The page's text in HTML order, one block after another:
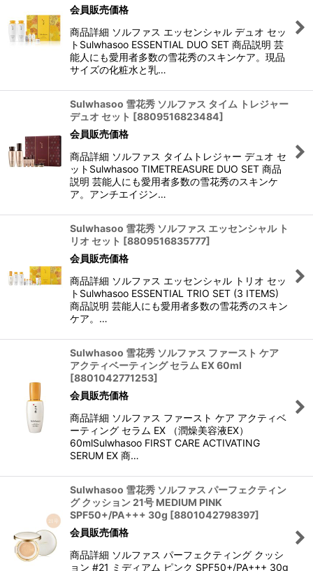
会員販売価格
商品詳細 ソルファス エッセンシャル デュオ セッ
トSulwhasoo ESSENTIAL DUO SET 商品説明 芸
能人にも愛用者多数の雪花秀のスキンケア。現品
サイズの化粧水と乳…
Sulwhasoo 雪花秀 ソルファス タイム トレジャー
デュオ セット [8809516823484]
会員販売価格
商品詳細 ソルファス タイムトレジャー デュオ セ
ットSulwhasoo TIMETREASURE DUO SET 商品
説明 芸能人にも愛用者多数の雪花秀のスキンケ
ア。アンチエイジン…
Sulwhasoo 雪花秀 ソルファス エッセンシャル ト
リオ セット [8809516835777]
会員販売価格
商品詳細 ソルファス エッセンシャル トリオ セッ
トSulwhasoo ESSENTIAL TRIO SET (3 ITEMS)
商品説明 芸能人にも愛用者多数の雪花秀のスキン
ケア。…
Sulwhasoo 雪花秀 ソルファス ファースト ケア
アクティベーティング セラム EX 60ml
[8801042771253]
会員販売価格
商品詳細 ソルファス ファースト ケア アクティベ
ーティング セラム EX （潤燥美容液EX）
60mlSulwhasoo FIRST CARE ACTIVATING
SERUM EX 商…
Sulwhasoo 雪花秀 ソルファス パーフェクティン
グ クッション 21号 MEDIUM PINK
SPF50+/PA+++ 30g [8801042798397]
会員販売価格
商品詳細 ソルファス パーフェクティング クッシ
ョン #21 ミディアム ピンク SPF50+/PA+++ 30g